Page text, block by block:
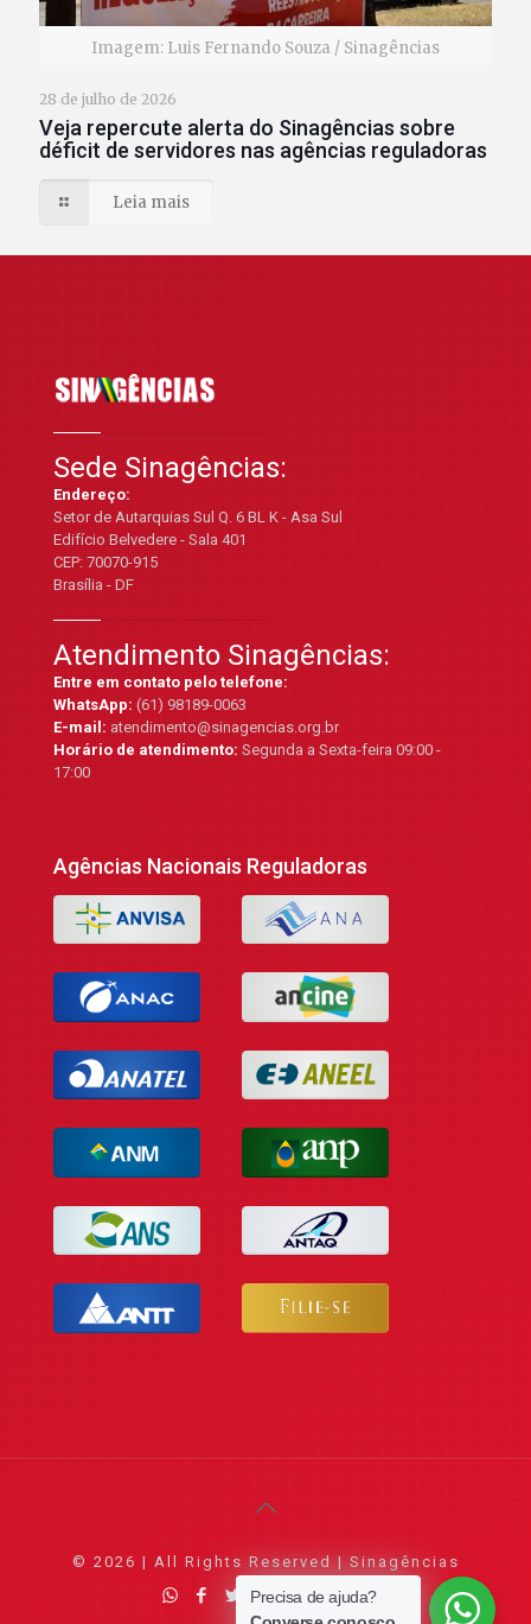
Imagem: Luis Fernando Souza / Sinagências
28 de julho de 2026
Veja repercute alerta do Sinagências sobre
déficit de servidores nas agências reguladoras
Leia mais
Sede Sinagências:
Endereço:
Setor de Autarquias Sul Q. 6 BL K - Asa Sul
Edifício Belvedere - Sala 401
CEP: 70070-915
Brasília - DF
Atendimento Sinagências:
Entre em contato pelo telefone:
WhatsApp:(61) 98189-0063
E-mail:atendimento@sinagencias.org.br
Horário de atendimento:Segunda a Sexta-feira 09:00 -
17:00
Agências Nacionais Reguladoras
© 2026 | All Rights Reserved | Sinagências
Precisa de ajuda?